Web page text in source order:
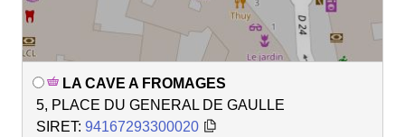
LA CAVE A FROMAGES
5, PLACE DU GENERAL DE GAULLE
SIRET: 94167293300020